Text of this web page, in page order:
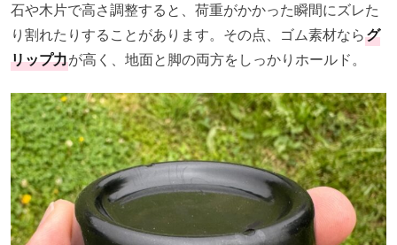
石や木片で高さ調整すると、荷重がかかった瞬間にズレた
り割れたりすることがあります。その点、ゴム素材ならグ
リップ力が高く、地面と脚の両方をしっかりホールド。